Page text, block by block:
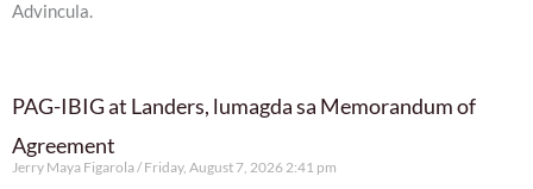
Advincula.
PAG-IBIG at Landers, lumagda sa Memorandum of
Agreement
Jerry Maya Figarola Friday, August 7, 2026 2:41 pm